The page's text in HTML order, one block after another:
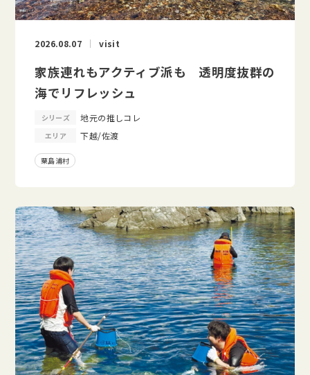
2026.08.07 visit
家族連れもアクティブ派も 透明度抜群の
海でリフレッシュ
シリーズ 地元の推しコレ
エリア 下越/佐渡
粟島浦村